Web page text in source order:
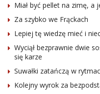
Miał być pellet na zimę, a
Za szybko we Frąckach
Lepiej tę wiedzę mieć i
Wyciął bezprawnie dwie
się karze
Suwałki zatańczą w
Kolejny wyrok za